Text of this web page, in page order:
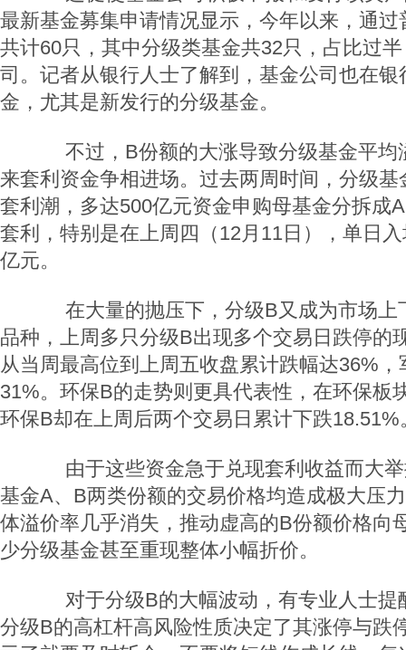
最新基金募集申请情况显示，今年以来，通
共计60只，其中分级类基金共32只，占比过
司。记者从银行人士了解到，基金公司也在
金，尤其是新发行的分级基金。
不过，B份额的大涨导致分级基金平均
来套利资金争相进场。过去两周时间，分级
套利潮，多达500亿元资金申购母基金分拆成
套利，特别是在上周四（12月11日），单日
亿元。
在大量的抛压下，分级B又成为市场上
品种，上周多只分级B出现多个交易日跌停的
从当周最高位到上周五收盘累计跌幅达36%
31%。环保B的走势则更具代表性，在环保板
环保B却在上周后两个交易日累计下跌18.51%
由于这些资金急于兑现套利收益而大举
基金A、B两类份额的交易价格均造成极大压
体溢价率几乎消失，推动虚高的B份额价格向
少分级基金甚至重现整体小幅折价。
对于分级B的大幅波动，有专业人士提
分级B的高杠杆高风险性质决定了其涨停与跌